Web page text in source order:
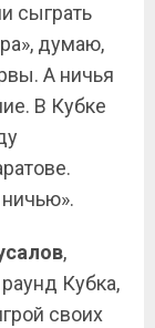
сыграть
думаю,
А ничья
В Кубке
,
Кубка,
своих